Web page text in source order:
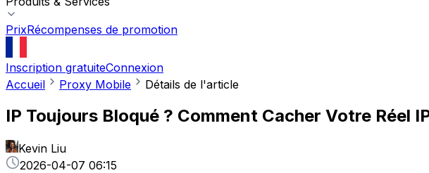
PrixRécompenses de promotion
Inscription gratuiteConnexion
Accueil
Proxy Mobile Détails de l'article
IP Toujours Bloqué ? Comment Cacher Votre Réel
Kevin Liu
2026-04-07 06:15